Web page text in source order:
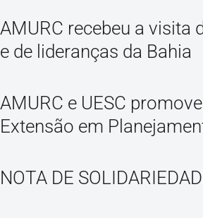
AMURC recebeu a visita
e de lideranças da Bahia
AMURC e UESC
Extensão em
NOTA DE